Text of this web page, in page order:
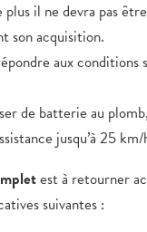
il ne devra pas
son acquisition.
aux conditions
de batterie au plomb,
jusqu’à 25
est à retourner
suivantes :